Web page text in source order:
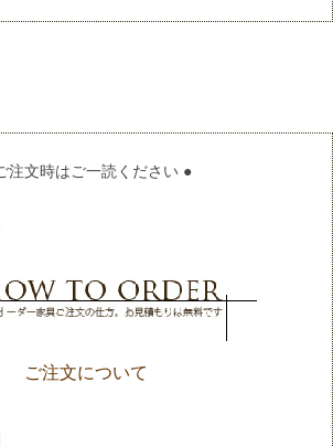
注文時はご一読ください ●
ご注文について